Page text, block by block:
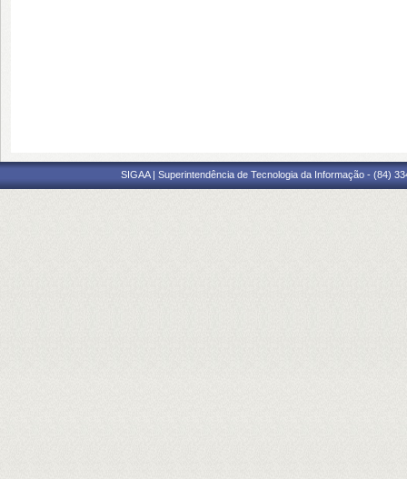
SIGAA | Superintendência de Tecnologia da Informação - (84)